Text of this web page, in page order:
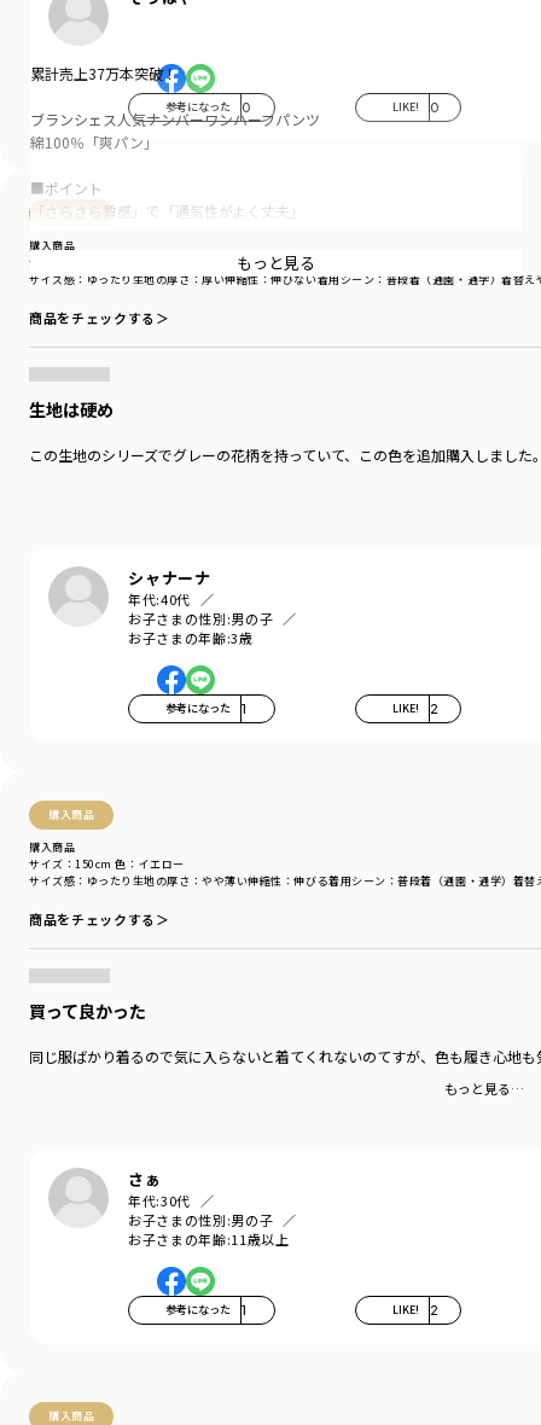
参考になった 0 LIKE! 0
購入商品
購入商品
サイズ感 ：ゆったり 生地の厚さ ：厚い伸縮性 ：伸びない着用シーン ：普段着（通園・通学）着替え
サイズ：100cm
商品をチェックする＞
生地は硬め
この生地のシリーズでグレーの花柄を持っていて、この色を追加購入しまし
シャナーナ
年代:40代
お子さまの性別:男の子
お子さまの年齢:3歳
参考になった 1 LIKE! 2
購入商品
購入商品
サイズ感 ：ゆったり 生地の厚さ ：やや薄い伸縮性 ：伸びる着用シーン ：普段着（通園・通学） 着替
サイズ：150cm 色：イエロー
商品をチェックする＞
買って良かった
同じ服ばかり着るので気に入らないと着てくれないのてすが、色も履き心地
もっと見る…
さぁ
年代:30代
お子さまの性別:男の子
お子さまの年齢:11歳以上
参考になった 1 LIKE! 2
購入商品
累計売上37万本突破！
ブランシェス人気ナンバーワンハーフパンツ
綿100％「爽パン」
■ポイント
「さらさら質感」で「通気性がよく丈夫」
「爽パン」!
繰り返しのお洗濯や元気なキッズの動きに耐える
しっかりと丈夫な太い糸を使用した「パナマ織り」。
柔らかでお肌にやさしい「綿100％素材」で
しないので活発な子でもたくさん着用していただけます。
※店頭での販売は3月からとなります。
※160センチはWEB限定販売のサイズです。
店舗ではお取り扱いしておりません。
着用イメージ/カラー：イエロー
モデル：身長109.0cm 体重18.0kg
サイズ：サイズ110
シーズン
／ アウトレット
カテゴリ
／ボトムス>ショートパンツ・ハーフパンツ
カラー
商品番号
／11-4131-382
もっと見る